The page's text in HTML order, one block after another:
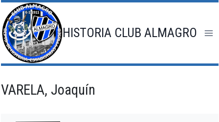
Saltar
al
contenido
HISTORIA CLUB ALMAGRO
VARELA, Joaquín